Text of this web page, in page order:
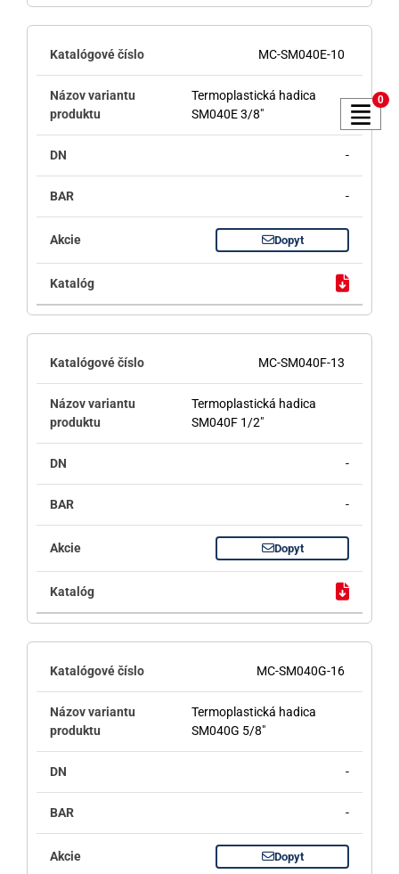
MC-SM040E-10
Termoplastická hadica
SM040E 3/8"
-
-
Dopyt
MC-SM040F-13
Termoplastická hadica
SM040F 1/2"
-
-
Dopyt
MC-SM040G-16
Termoplastická hadica
SM040G 5/8"
-
-
Dopyt
0